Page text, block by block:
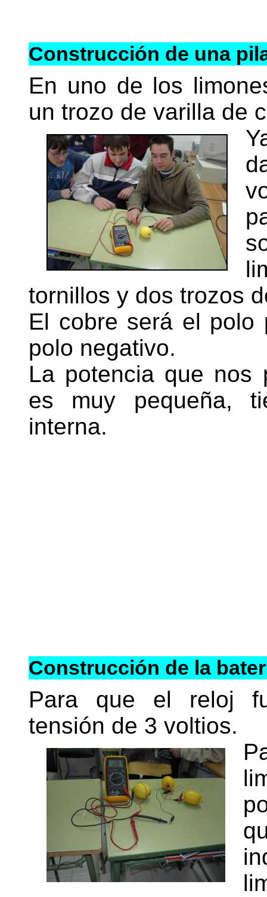
Construcción de una
En uno de los
un trozo de varilla de
tornillos y dos trozos
El cobre será el
polo negativo.
La potencia que nos
es muy pequeña,
interna.
Construcción de la
Para que el reloj
tensión de 3 voltios.